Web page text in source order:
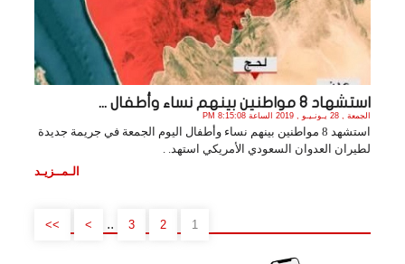
استشهاد 8 مواطنين بينهم نساء وأطفال ...
الجمعة , 28 يـونـيـو , 2019 الساعة 8:15:08 PM
استشهد 8 مواطنين بينهم نساء وأطفال اليوم الجمعة في جريمة جديدة
لطيران العدوان السعودي الأمريكي استهد. .
الـمــزيـد
1
2
3
..
>
>>